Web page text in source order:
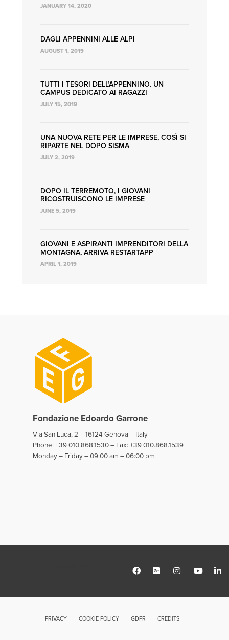
JANUARY 14, 2020
DAGLI APPENNINI ALLE ALPI
AUGUST 1, 2019
TUTTI I TESORI DELL’APPENNINO. UN
CAMPUS DEDICATO AI RAGAZZI
JULY 15, 2019
UNA NUOVA RETE PER LE IMPRESE, COSÌ SI
RIPARTE NEL DOPO SISMA
JULY 2, 2019
DOPO IL TERREMOTO, I GIOVANI
RICOSTRUISCONO LE IMPRESE
JUNE 5, 2019
GIOVANI E ASPIRANTI IMPRENDITORI DELLA
MONTAGNA, ARRIVA RESTARTAPP
APRIL 1, 2019
Fondazione Edoardo Garrone
Via San Luca, 2 – 16124 Genova – Italy
Phone: +39 010.868.1530 – Fax: +39 010.868.1539
Monday – Friday – 09:00 am – 06:00 pm
PRIVACY COOKIE POLICY GDPR CREDITS